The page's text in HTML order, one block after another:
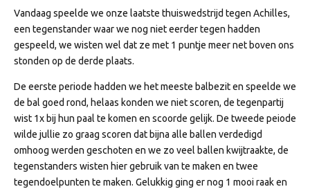
Vandaag speelde we onze laatste thuiswedstrijd tegen Achilles,
een tegenstander waar we nog niet eerder tegen hadden
gespeeld, we wisten wel dat ze met 1 puntje meer net boven ons
stonden op de derde plaats.
De eerste periode hadden we het meeste balbezit en speelde we
de bal goed rond, helaas konden we niet scoren, de tegenpartij
wist 1x bij hun paal te komen en scoorde gelijk. De tweede peiode
wilde jullie zo graag scoren dat bijna alle ballen verdedigd
omhoog werden geschoten en we zo veel ballen kwijtraakte, de
tegenstanders wisten hier gebruik van te maken en twee
tegendoelpunten te maken. Gelukkig ging er nog 1 mooi raak en